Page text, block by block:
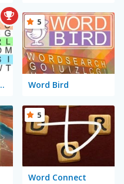
Classic Word Bird
5
Word Connect
5